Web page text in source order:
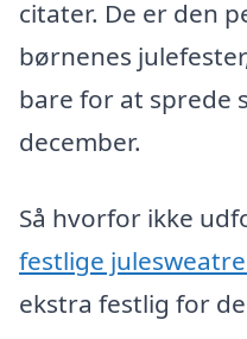
citater. De er den
børnenes
bare for at sprede
december.
Så hvorfor ikke
festlige
ekstra festlig for